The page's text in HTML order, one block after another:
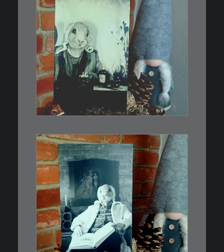
€3,00
Limitierte Auflage. Original:
Abzug von…
3,00
Limitierte Auflage. Original:
Abzug von 35mm…